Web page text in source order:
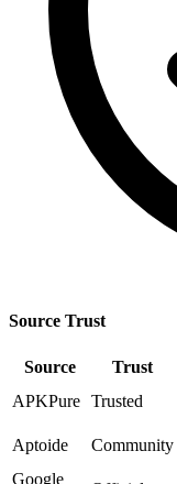
Source Trust
Source Trust
APKPure Trusted
Aptoide
Community
Google